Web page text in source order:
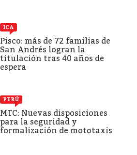
ICA
Pisco: más de 72 familias de
San Andrés logran la
titulación tras 40 años de
espera
PERÚ
MTC: Nuevas disposiciones
para la seguridad y
formalización de mototaxis